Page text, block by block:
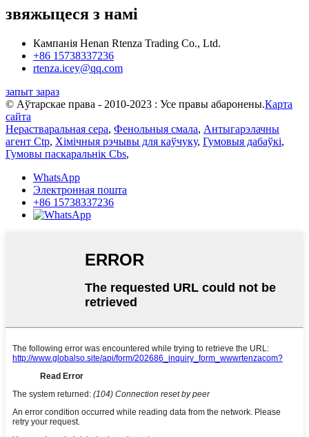
звяжыцеся з намі
Кампанія Henan Rtenza Trading Co., Ltd.
+86 15738337236
rtenza.icey@qq.com
запыт зараз
© Аўтарскае права - 2010-2023 : Усе правы абаронены.Карта
сайта
Нерастваральная сера, Фенольныя смала, Антыгарэлачны
агент Ctp, Хімічныя рэчывы для каўчуку, Гумовыя дабаўкі,
Гумовы паскаральнік Cbs,
WhatsApp
Электронная пошта
+86 15738337236